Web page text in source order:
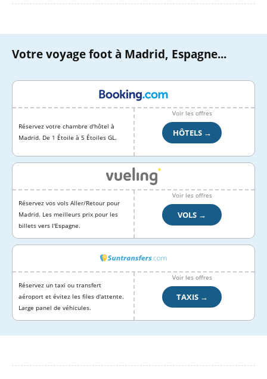
Votre voyage foot à Madrid, Espagne...
Réservez votre chambre d'hôtel à
Madrid. De 1 Étoile à 5 Étoiles GL.
Voir les offres
HÔTELS →
Réservez vos vols Aller/Retour pour
Madrid. Les meilleurs prix pour les
billets vers l'Espagne.
Voir les offres
VOLS →
Réservez un taxi ou transfert
aéroport et évitez les files d'attente.
Large panel de véhicules.
Voir les offres
TAXIS →